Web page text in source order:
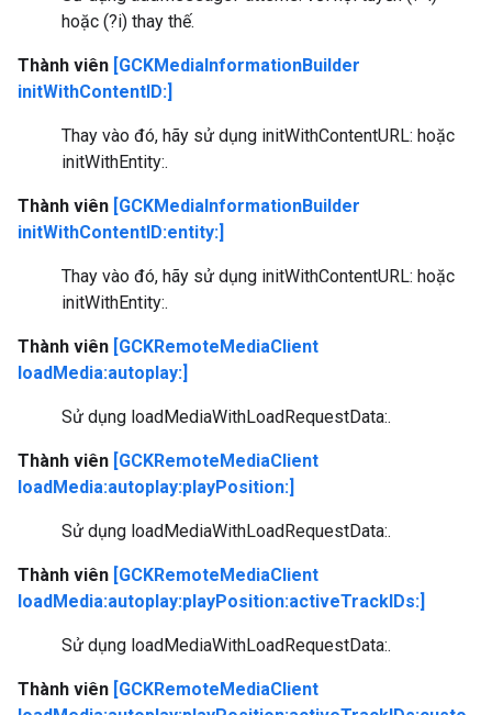
hoặc (?i) thay thế.
Thành viên [GCKMediaInformationBuilder
initWithContentID:]
Thay vào đó, hãy sử dụng initWithContentURL: hoặc
initWithEntity:.
Thành viên [GCKMediaInformationBuilder
initWithContentID:entity:]
Thay vào đó, hãy sử dụng initWithContentURL: hoặc
initWithEntity:.
Thành viên [GCKRemoteMediaClient
loadMedia:autoplay:]
Sử dụng loadMediaWithLoadRequestData:.
Thành viên [GCKRemoteMediaClient
loadMedia:autoplay:playPosition:]
Sử dụng loadMediaWithLoadRequestData:.
Thành viên [GCKRemoteMediaClient
loadMedia:autoplay:playPosition:activeTrackIDs:]
Sử dụng loadMediaWithLoadRequestData:.
Thành viên [GCKRemoteMediaClient